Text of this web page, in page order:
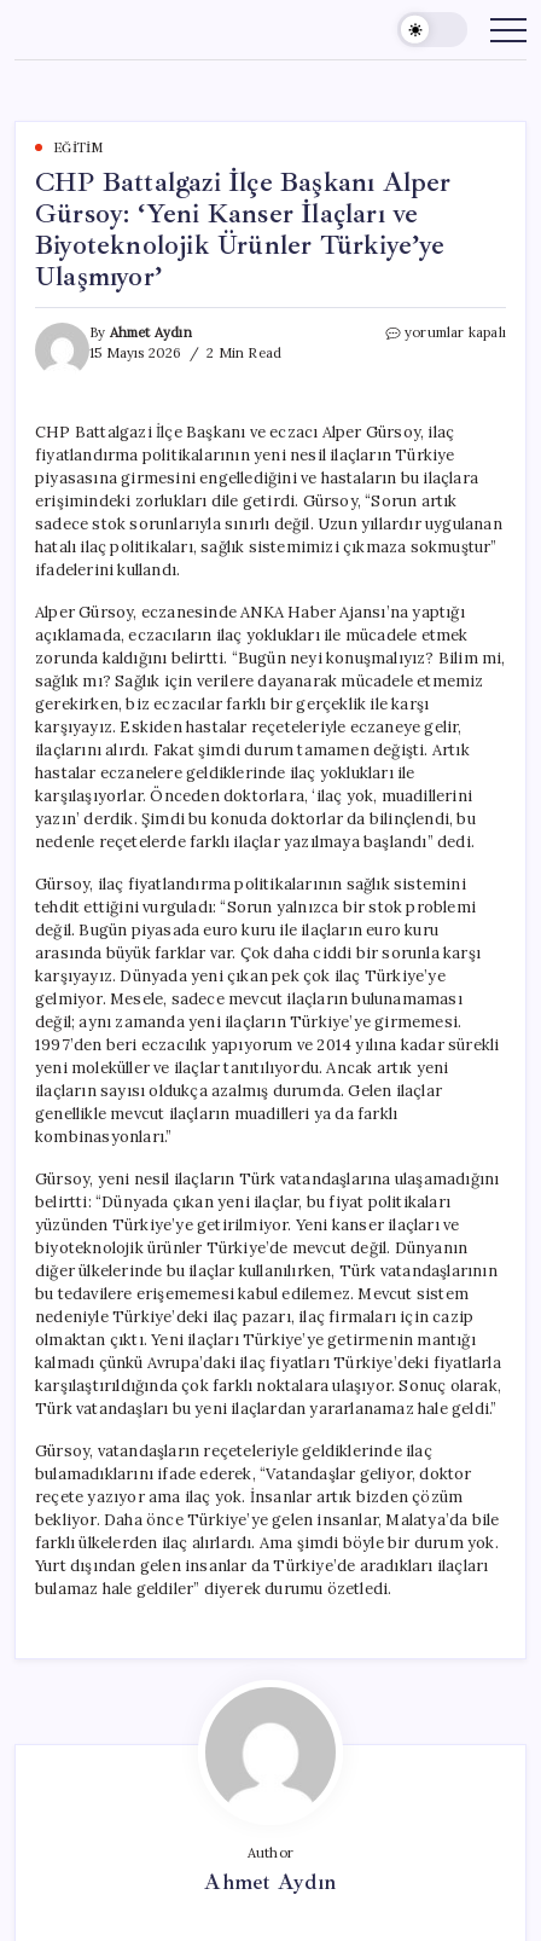
content
EĞITIM
CHP Battalgazi İlçe Başkanı Alper
Gürsoy: ‘Yeni Kanser İlaçları ve
Biyoteknolojik Ürünler Türkiye’ye
Ulaşmıyor’
By Ahmet Aydın
15 Mayıs 2026
2 Min Read
CHP
Gürsoy:
‘Yeni
Kanser
İlaçları
ve
Biyoteknolojik
Ürünler
için
yorumlar kapalı
CHP Battalgazi İlçe Başkanı ve eczacı Alper Gürsoy, ilaç
fiyatlandırma politikalarının yeni nesil ilaçların Türkiye
piyasasına girmesini engellediğini ve hastaların bu ilaçlara
erişimindeki zorlukları dile getirdi. Gürsoy, “Sorun artık
sadece stok sorunlarıyla sınırlı değil. Uzun yıllardır uygulanan
hatalı ilaç politikaları, sağlık sistemimizi çıkmaza sokmuştur”
ifadelerini kullandı.
Alper Gürsoy, eczanesinde ANKA Haber Ajansı’na yaptığı
açıklamada, eczacıların ilaç yoklukları ile mücadele etmek
zorunda kaldığını belirtti. “Bugün neyi konuşmalıyız? Bilim mi,
sağlık mı? Sağlık için verilere dayanarak mücadele etmemiz
gerekirken, biz eczacılar farklı bir gerçeklik ile karşı
karşıyayız. Eskiden hastalar reçeteleriyle eczaneye gelir,
ilaçlarını alırdı. Fakat şimdi durum tamamen değişti. Artık
hastalar eczanelere geldiklerinde ilaç yoklukları ile
karşılaşıyorlar. Önceden doktorlara, ‘ilaç yok, muadillerini
yazın’ derdik. Şimdi bu konuda doktorlar da bilinçlendi, bu
nedenle reçetelerde farklı ilaçlar yazılmaya başlandı” dedi.
Gürsoy, ilaç fiyatlandırma politikalarının sağlık sistemini
tehdit ettiğini vurguladı: “Sorun yalnızca bir stok problemi
değil. Bugün piyasada euro kuru ile ilaçların euro kuru
arasında büyük farklar var. Çok daha ciddi bir sorunla karşı
karşıyayız. Dünyada yeni çıkan pek çok ilaç Türkiye’ye
gelmiyor. Mesele, sadece mevcut ilaçların bulunamaması
değil; aynı zamanda yeni ilaçların Türkiye’ye girmemesi.
1997’den beri eczacılık yapıyorum ve 2014 yılına kadar sürekli
yeni moleküller ve ilaçlar tanıtılıyordu. Ancak artık yeni
ilaçların sayısı oldukça azalmış durumda. Gelen ilaçlar
genellikle mevcut ilaçların muadilleri ya da farklı
kombinasyonları.”
Gürsoy, yeni nesil ilaçların Türk vatandaşlarına ulaşamadığını
belirtti: “Dünyada çıkan yeni ilaçlar, bu fiyat politikaları
yüzünden Türkiye’ye getirilmiyor. Yeni kanser ilaçları ve
biyoteknolojik ürünler Türkiye’de mevcut değil. Dünyanın
diğer ülkelerinde bu ilaçlar kullanılırken, Türk vatandaşlarının
bu tedavilere erişememesi kabul edilemez. Mevcut sistem
nedeniyle Türkiye’deki ilaç pazarı, ilaç firmaları için cazip
olmaktan çıktı. Yeni ilaçları Türkiye’ye getirmenin mantığı
kalmadı çünkü Avrupa’daki ilaç fiyatları Türkiye’deki fiyatlarla
karşılaştırıldığında çok farklı noktalara ulaşıyor. Sonuç olarak,
Türk vatandaşları bu yeni ilaçlardan yararlanamaz hale geldi.”
Gürsoy, vatandaşların reçeteleriyle geldiklerinde ilaç
bulamadıklarını ifade ederek, “Vatandaşlar geliyor, doktor
reçete yazıyor ama ilaç yok. İnsanlar artık bizden çözüm
bekliyor. Daha önce Türkiye’ye gelen insanlar, Malatya’da bile
farklı ülkelerden ilaç alırlardı. Ama şimdi böyle bir durum yok.
Yurt dışından gelen insanlar da Türkiye’de aradıkları ilaçları
bulamaz hale geldiler” diyerek durumu özetledi.
Author
Ahmet Aydın